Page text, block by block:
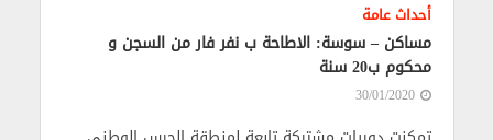
أحداث عامة
مساكن – سوسة: الاطاحة ب نفر فار من السجن و
محكوم ب20 سنة
30/01/2020